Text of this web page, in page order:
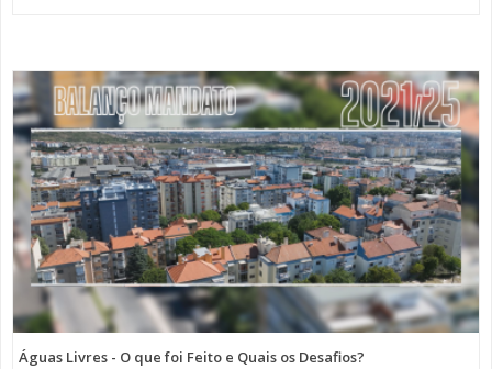
Águas Livres - O que foi Feito e Quais os Desafios?